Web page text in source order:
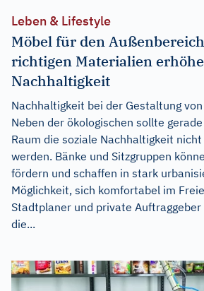
Leben & Lifestyle
Möbel für den
richtigen Materialien
Nachhaltigkeit
Nachhaltigkeit bei der Gestaltung
Neben der ökologischen sollte
Raum die soziale Nachhaltigkeit
werden. Bänke und Sitzgruppen
fördern und schaffen in stark
Möglichkeit, sich komfortabel im
Stadtplaner und private
die...